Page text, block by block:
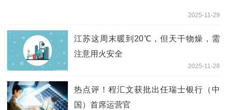
2025-11-29
江苏这周末暖到20℃，但天干物燥，需
注意用火安全
2025-11-28
热点评！程汇文获批出任瑞士银行（中
国）首席运营官